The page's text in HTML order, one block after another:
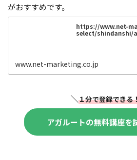
がおすすめです。
https://www.net-
select/shindanshi/
www.net-marketing.co.jp
＼１分で登録できる
アガルートの無料講座を